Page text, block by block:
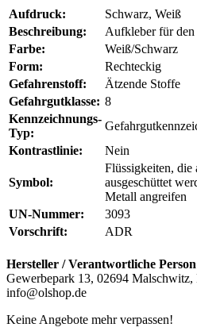
Aufdruck:
Schwarz, Weiß
Beschreibung:
Aufkleber für den
Farbe:
Weiß/Schwarz
Form:
Rechteckig
Gefahrenstoff:
Ätzende Stoffe
Gefahrgutklasse: 8
Kennzeichnungs-
Typ:
Kontrastlinie:
Nein
Symbol:
Flüssigkeiten, die
ausgeschüttet
Metall angreifen
UN-Nummer:
3093
Vorschrift:
ADR
Hersteller / Verantwortliche
Gewerbepark 13, 02694 Malschwitz,
info@olshop.de
Keine Angebote mehr verpassen!